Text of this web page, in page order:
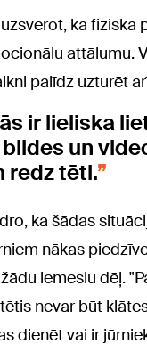
ka fiziska
attālumu.
palīdz uzturēt
ir lieliska
un
redz tēti.
ka šādas
nākas
iemeslu dēļ.
nevar būt
dienēt vai ir